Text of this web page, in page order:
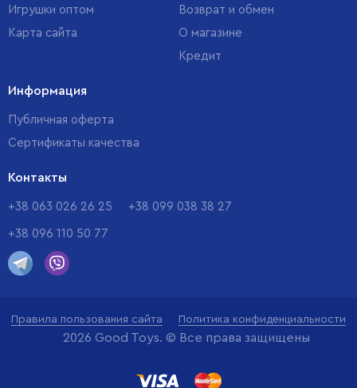
Игрушки оптом
Карта сайта
Возврат и обмен
О магазине
Кредит
Информация
Публичная оферта
Сертификаты качества
Контакты
+38 063 026 26 25 +38 099 038 38 27
+38 096 110 50 77
Правила пользования сайта Политика конфиденциальности
2026 Good Toys. © Все права защищены